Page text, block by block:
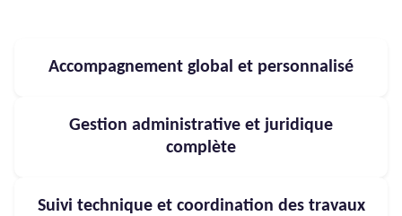
Accompagnement global et personnalisé
Gestion administrative et juridique
complète
Suivi technique et coordination des travaux